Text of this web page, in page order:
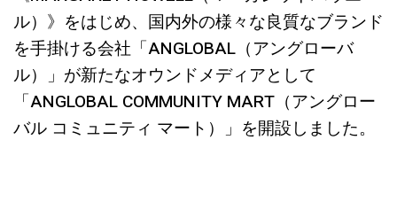
ル）》をはじめ、国内外の様々な良質なブランド
を手掛ける会社「ANGLOBAL（アングローバ
ル）」が新たなオウンドメディアとして
「ANGLOBAL COMMUNITY MART（アングロー
バル コミュニティ マート）」を開設しました。